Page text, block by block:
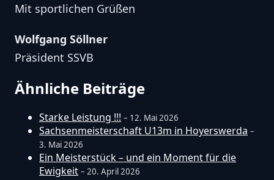
Mit sportlichen Grüßen
Wolfgang Söllner
Präsident SSVB
Ähnliche Beiträge
Starke Leistung !!! – 12. Mai 2026
Sachsenmeisterschaft U13m in Hoyerswerda –
3. Mai 2026
Ein Meisterstück – und ein Moment für die
Ewigkeit – 20. April 2026